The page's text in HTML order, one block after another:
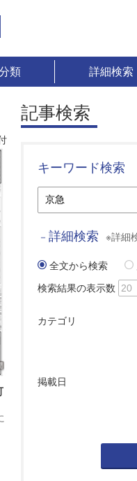
類 詳細検索
記事検索
キーワード検索
－ 詳細検索 ※詳細
全文から検索
検索結果の表示数
カテゴリ
掲載日